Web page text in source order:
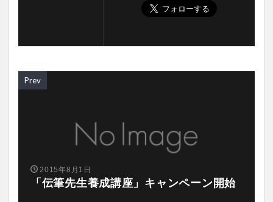
Prev
2015年8月1日
「伝筆先生養成講座」キャンペーン開始